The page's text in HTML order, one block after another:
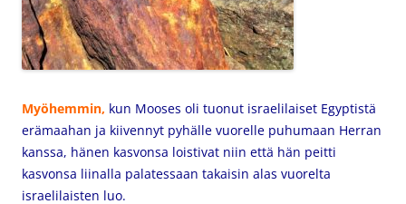
Myöhemmin, kun Mooses oli tuonut israelilaiset Egyptistä
erämaahan ja kiivennyt pyhälle vuorelle puhumaan Herran
kanssa, hänen kasvonsa loistivat niin että hän peitti
kasvonsa liinalla palatessaan takaisin alas vuorelta
israelilaisten luo.